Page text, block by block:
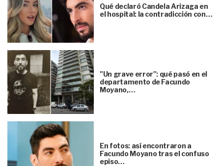
Qué declaró Candela Arizaga en
el hospital: la contradicción con…
"Un grave error": qué pasó en el
departamento de Facundo
Moyano,…
En fotos: así encontraron a
Facundo Moyano tras el confuso
episo…